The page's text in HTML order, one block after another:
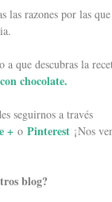
las razones por las
que descubras la
chocolate.
seguirnos a través
+ oPinterest ¡Nos
blog?